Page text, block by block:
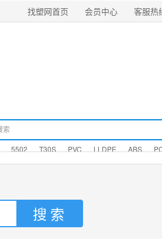
找塑网首页 会员中心 客服热
5502 T30S PVC LLDPE ABS